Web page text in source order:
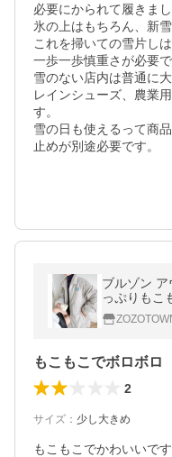
必要にかられて履きま
氷の上はもちろん、新
これを掃いての雪片し
一歩一歩慎重さが必要で
雪のない店内は普通に大
レインシューズ、農業
す。
雪の日も使えるって商
止めが別途必要です。
ブルゾン
っぷりもこ
ズ 中綿コー
もこもこでボロボロ
2
サイズ ： 少し大きめ
もこもこでかわいいで